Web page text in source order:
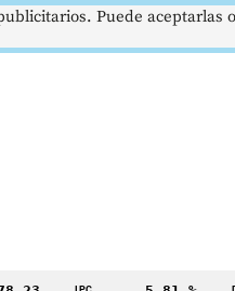
Puede aceptarlas